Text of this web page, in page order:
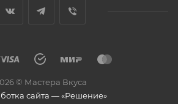
© Мастера Вкуса
сайта — «Решение»